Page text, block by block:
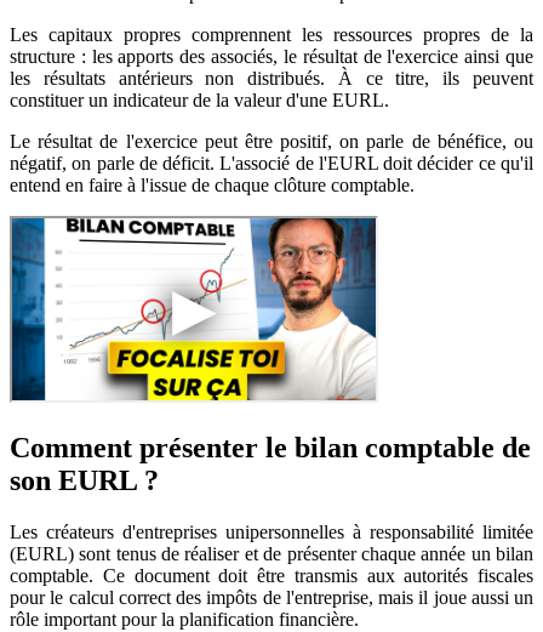
Les capitaux propres comprennent les ressources propres de la
structure : les apports des associés, le résultat de l'exercice ainsi que
les résultats antérieurs non distribués. À ce titre, ils peuvent
constituer un indicateur de la valeur d'une EURL.
Le résultat de l'exercice peut être positif, on parle de bénéfice, ou
négatif, on parle de déficit. L'associé de l'EURL doit décider ce qu'il
entend en faire à l'issue de chaque clôture comptable.
Comment présenter le bilan comptable de
son EURL ?
Les créateurs d'entreprises unipersonnelles à responsabilité limitée
(EURL) sont tenus de réaliser et de présenter chaque année un bilan
comptable. Ce document doit être transmis aux autorités fiscales
pour le calcul correct des impôts de l'entreprise, mais il joue aussi un
rôle important pour la planification financière.